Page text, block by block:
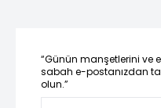
“Günün manşetlerini ve
sabah e-postanızdan
olun.”